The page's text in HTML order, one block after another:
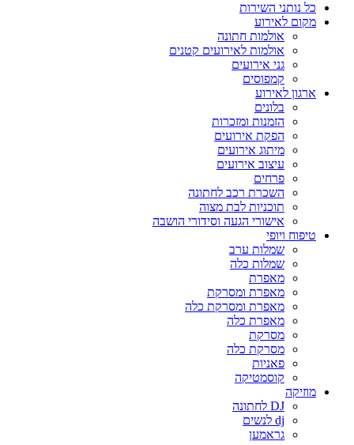
כל נותני השירות
מקום לאירוע
אולמות חתונה
אולמות לאירועים קטנים
גני אירועים
קמפוסים
ארגון לאירוע
בלונים
הזמנות ומזכרות
הפקת אירועים
מיתוג אירועים
עיצוב אירועים
פרחים
השכרת רכב לחתונה
תוכניות לבת מצוה
אישורי הגעה וסידורי הושבה
טיפוח ויופי
שמלות ערב
שמלות כלה
מאפרת
מאפרת ומסרקת
מאפרת ומסרקת כלה
מאפרת כלה
מסרקת
מסרקת כלה
פאניות
קוסמטיקה
מוזיקה
DJ לחתונה
dj לנשים
גראמען